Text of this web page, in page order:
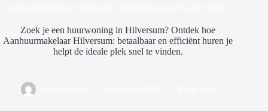
Zoek je een huurwoning in Hilversum? Ontdek hoe
Aanhuurmakelaar Hilversum: betaalbaar en efficiënt huren je
helpt de ideale plek snel te vinden.